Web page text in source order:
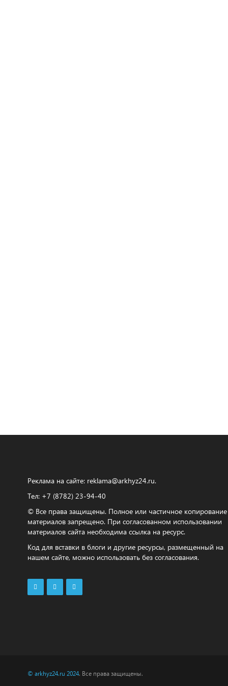
Реклама на сайте: reklama@arkhyz24.ru.
Тел: +7 (8782) 23‑94‑40
© Все права защищены. Полное или частичное копирование
материалов запрещено. При согласованном использовании
материалов сайта необходима ссылка на ресурс.
Код для вставки в блоги и другие ресурсы, размещенный на
нашем сайте, можно использовать без согласования.
© arkhyz24.ru 2024. Все права защищены.